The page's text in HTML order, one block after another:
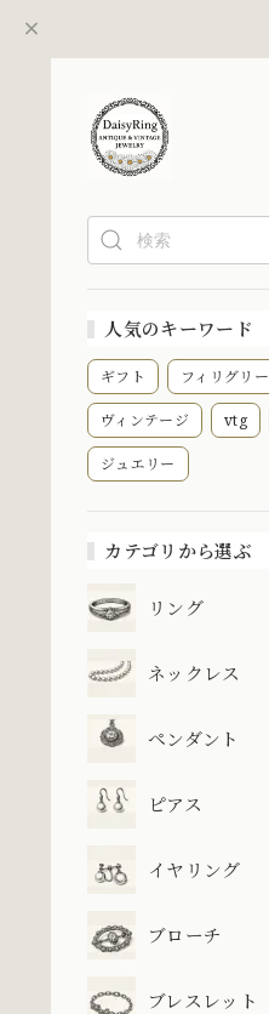
人気のキーワード
ギフト フィリグリー
ヴィンテージ vtg
ジュエリー
カテゴリから選ぶ
リング
ネックレス
ペンダント
ピアス
イヤリング
ブローチ
ブレスレット